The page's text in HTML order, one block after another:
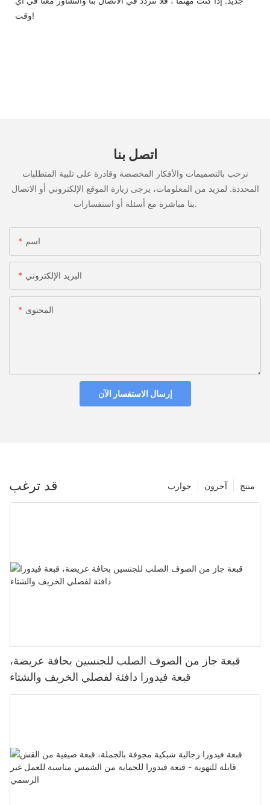
وقت!
اتصل بنا
نرحب بالتصميمات والأفكار المخصصة وقادرة على تلبية المتطلبات
المحددة. لمزيد من المعلومات، يرجى زيارة الموقع الإلكتروني أو الاتصال
بنا مباشرة مع أسئلة أو استفسارات.
اسم
البريد الإلكتروني
المحتوى
إرسال الاستفسار الآن
قد ترغب منتج آحرون جوارب
قبعة جاز من الصوف الصلب للجنسين بحافة عريضة،
قبعة فيدورا دافئة لفصلي الخريف والشتاء